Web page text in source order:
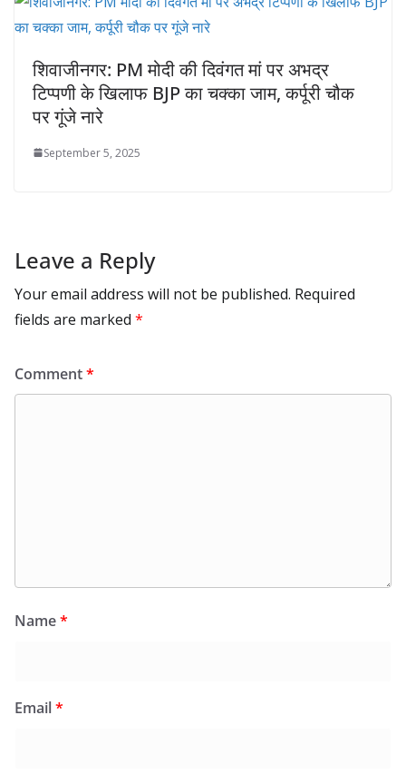
शिवाजीनगर: PM मोदी की दिवंगत मां पर अभद्र
टिप्पणी के खिलाफ BJP का चक्का जाम, कर्पूरी चौक
पर गूंजे नारे
September 5, 2025
Leave a Reply
Your email address will not be published. Required
fields are marked *
Comment*
Name*
Email*